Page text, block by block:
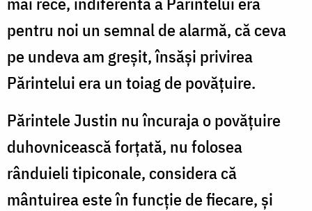
pentru noi un semnal de alarmă, că ceva
pe undeva am greșit, însăși privirea
Părintelui era un toiag de povățuire.
Părintele Justin nu încuraja o povățuire
duhovnicească forțată, nu folosea
rânduieli tipiconale, considera că
mântuirea este în funcție de fiecare, și